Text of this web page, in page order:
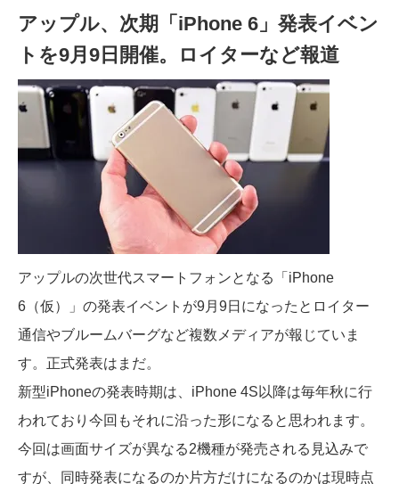
アップル、次期「iPhone 6」発表イベン
トを9月9日開催。ロイターなど報道
アップルの次世代スマートフォンとなる「iPhone
6（仮）」の発表イベントが9月9日になったとロイター
通信やブルームバーグなど複数メディアが報じていま
す。正式発表はまだ。
新型iPhoneの発表時期は、iPhone 4S以降は毎年秋に行
われており今回もそれに沿った形になると思われます。
今回は画面サイズが異なる2機種が発売される見込みで
すが、同時発表になるのか片方だけになるのかは現時点